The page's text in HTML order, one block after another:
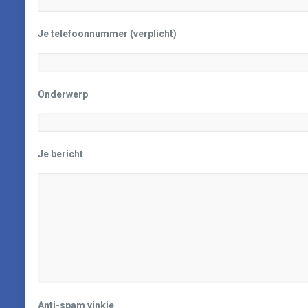
Je telefoonnummer (verplicht)
Onderwerp
Je bericht
Anti-spam vinkje